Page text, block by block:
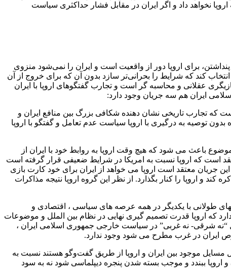
نخواهد داد و اگر ایران در مقابل فشار حداکثری سیاست
برای اروپا دور از واقعیت است و ایران را نمی‌شود منزوی
کند که شرایط را بحرانی‌تر سازد بدون آن که برای خروج از آن
عقلانی و محاسبه گر است و تجارب گفتگوهای اروپا با ایران
ایران هم سه جریان وجود دارد:
که تجارب تاریخی نشان دهنده شکافی بزرگ بین منافع ایران و
توصیه به درگیری با اروپا سیاست عدم تعامل و گفتگو با اروپا
باعث می شود که هیچ وقت اروپا به روابط خود با ایران از
است که اروپا نسبت به امریکا در شرایط ضعیفی قرار گرفته است
جریان معتقد است اروپا می خواهد از ایران برای خود کارت بازی
کند و اروپا را کنار بگذارد. از نظر این گروه اروپا نتیجه مذاکرات
طولانی با یکدیگر در همه عرصه های سیاسی ، اقتصادی و
که اروپا قدرت تصمیم گیری نهایی در نظام بین الملل و موضوعات
“نه شرقی- نه غربی” در سیاست خارجی جمهوری اسلامی ایران ،
ایران در غرب مطرح می شود وجود ندارد.
در ایران و اروپا می‌توانیم بگوییم در هر ۲ طرف جریانی که معتقد به حل مسایل موجود بین ایران و اروپا از طریق گفت‌وگو هستند نسبت به
گفت‌وگوهای ایران و اروپا ببندد و موجب بسته شدن پنجره دیپلماسی شود نه به سود